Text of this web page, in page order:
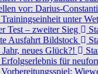
vor: Darius-
unter
Test – zweiter Sieg
Ausfahrt Bildstock
Jahr, neues Glück?!
Erfolgserlebnis für
Vorbereitungsspiel: